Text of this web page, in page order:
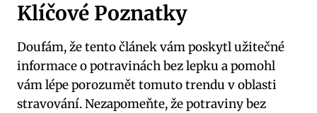
Klíčové Poznatky
Doufám, že tento článek vám poskytl užitečné
informace o potravinách bez lepku a pomohl
vám lépe porozumět tomuto trendu v oblasti
stravování. Nezapomeňte, že potraviny bez